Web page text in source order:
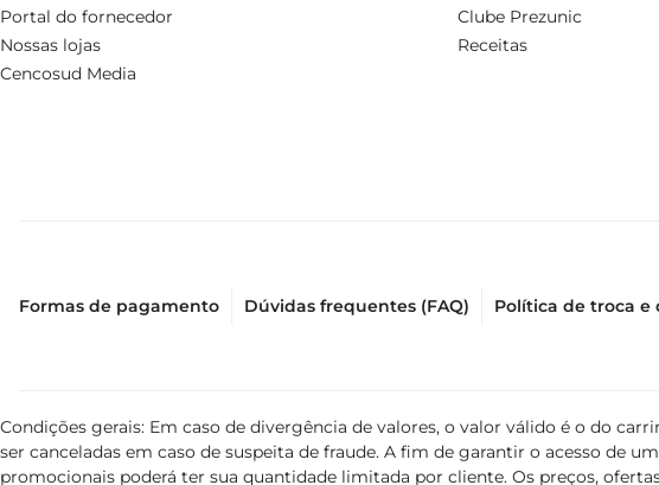
Portal do fornecedor
Nossas lojas
Cencosud Media
Clube Prezunic
Receitas
Formas de pagamento Dúvidas frequentes (FAQ) Política de troca e
Condições gerais: Em caso de divergência de valores, o valor válido é o do
ser canceladas em caso de suspeita de fraude. A fim de garantir o acesso de
promocionais poderá ter sua quantidade limitada por cliente. Os preços,